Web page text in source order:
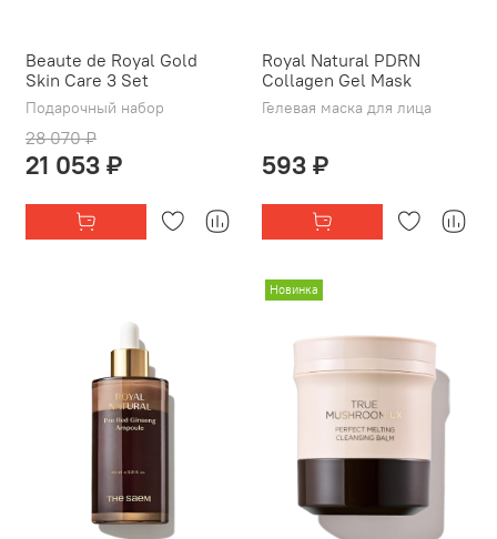
Beaute de Royal Gold
Skin Care 3 Set
Подарочный набор
28 070 ₽
21 053 ₽
Royal Natural PDRN
Collagen Gel Mask
Гелевая маска для лица
593 ₽
Новинка